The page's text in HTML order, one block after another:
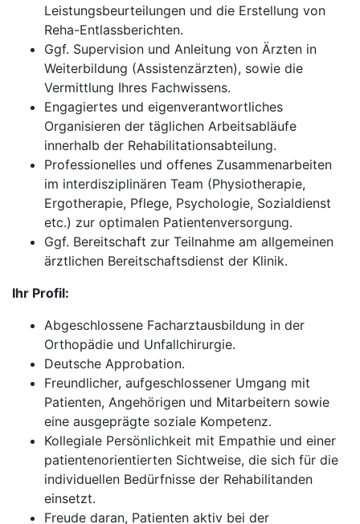
Leistungsbeurteilungen und die Erstellung von
Reha-Entlassberichten.
Ggf. Supervision und Anleitung von Ärzten in
Weiterbildung (Assistenzärzten), sowie die
Vermittlung Ihres Fachwissens.
Engagiertes und eigenverantwortliches
Organisieren der täglichen Arbeitsabläufe
innerhalb der Rehabilitationsabteilung.
Professionelles und offenes Zusammenarbeiten
im interdisziplinären Team (Physiotherapie,
Ergotherapie, Pflege, Psychologie, Sozialdienst
etc.) zur optimalen Patientenversorgung.
Ggf. Bereitschaft zur Teilnahme am allgemeinen
ärztlichen Bereitschaftsdienst der Klinik.
Ihr Profil:
Abgeschlossene Facharztausbildung in der
Orthopädie und Unfallchirurgie.
Deutsche Approbation.
Freundlicher, aufgeschlossener Umgang mit
Patienten, Angehörigen und Mitarbeitern sowie
eine ausgeprägte soziale Kompetenz.
Kollegiale Persönlichkeit mit Empathie und einer
patientenorientierten Sichtweise, die sich für die
individuellen Bedürfnisse der Rehabilitanden
einsetzt.
Freude daran, Patienten aktiv bei der